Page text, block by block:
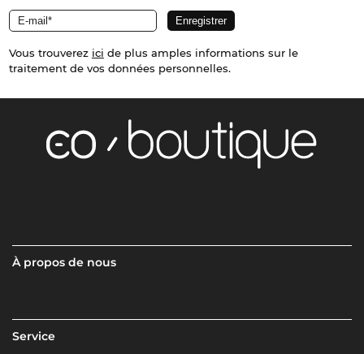
Vous trouverez ici de plus amples informations sur le
traitement de vos données personnelles.
À propos de nous
Service